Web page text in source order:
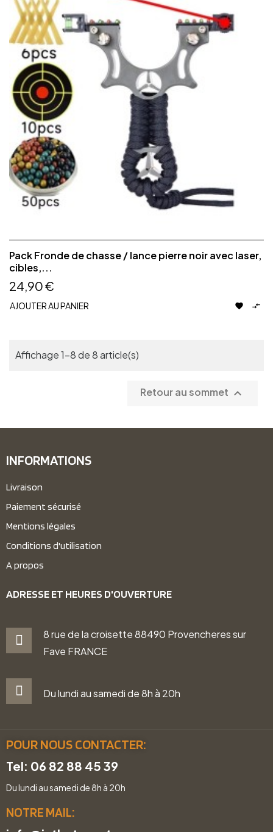
Pack Fronde de chasse / lance pierre noir avec laser,
cibles,...
24,90 €
AJOUTER AU PANIER  
Affichage 1-8 de 8 article(s)
Retour au sommet 
INFORMATIONS
Livraison
Paiement sécurisé
Mentions légales
Conditions d'utilisation
A propos
ADRESSE ET HEURES D'OUVERTURE
8 rue de la croisette 88490 Provencheres sur
Fave FRANCE
Du lundi au samedi de 8h à 20h
POUR NOUS CONTACTER:
Tel: 06 82 88 45 39
Du lundi au samedi de 8h à 20h
NOTRE MAIL: